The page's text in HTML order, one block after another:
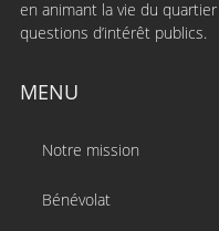
en animant la vie du
questions d’intérêt publics.
MENU
Notre mission
Bénévolat